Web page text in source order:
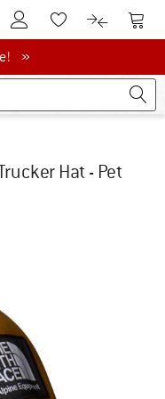
De klantenaccount
Naar deNaar de
»
Hat - Pet